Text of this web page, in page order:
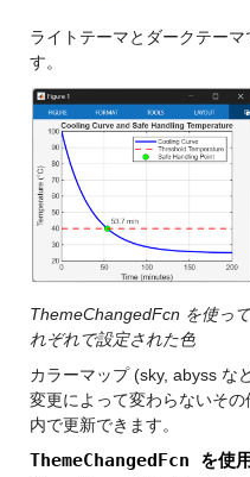
ライトテーマとダークテー
す。
ThemeChangedFcn を使っ
れぞれで設定された色
カラーマップ (sky, abyss な
変更によって変わらないそ
内で更新できます。
ThemeChangedFcn を使